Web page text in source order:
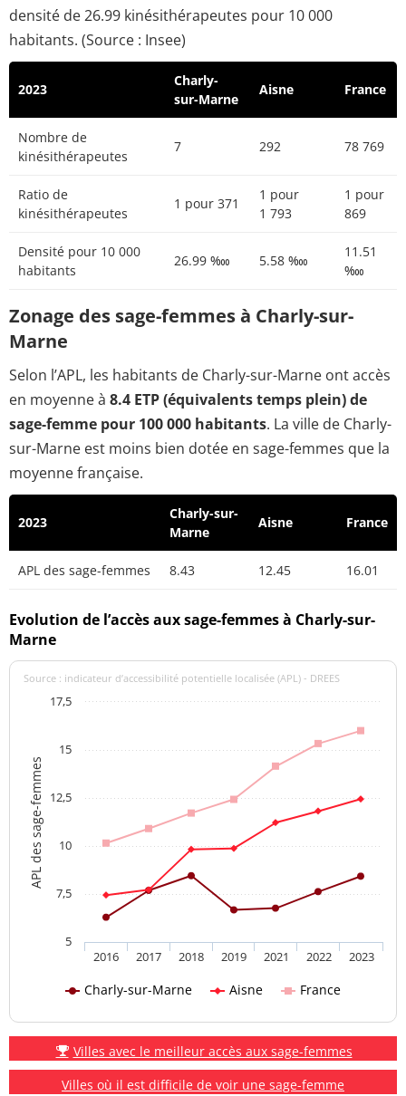
densité de 26.99 kinésithérapeutes pour 10 000
habitants. (Source : Insee)
2023
Charly-
sur-Marne
Aisne France
Nombre de
kinésithérapeutes
7 292 78 769
Ratio de
kinésithérapeutes
1 pour 371
1 pour
1 793
1 pour
869
Densité pour 10 000
habitants
26.99 ‱ 5.58 ‱
11.51
‱
Zonage des sage-femmes à Charly-sur-
Marne
Selon l’APL, les habitants de Charly-sur-Marne ont accès
en moyenne à 8.4 ETP (équivalents temps plein) de
sage-femme pour 100 000 habitants. La ville de Charly-
sur-Marne est moins bien dotée en sage-femmes que la
moyenne française.
2023
Charly-sur-
Marne
Aisne France
APL des sage-femmes 8.43 12.45 16.01
Evolution de l’accès aux sage-femmes à Charly-sur-
Marne
APL des sage-femmes
Source : indicateur d’accessibilité potentielle localisée (APL) - DREES
Charly-sur-Marne Aisne France
2016 2017 2018 2019 2021 2022 2023
5
7,5
10
12,5
15
17,5
Villes avec le meilleur accès aux sage-femmes
Villes où il est difficile de voir une sage-femme